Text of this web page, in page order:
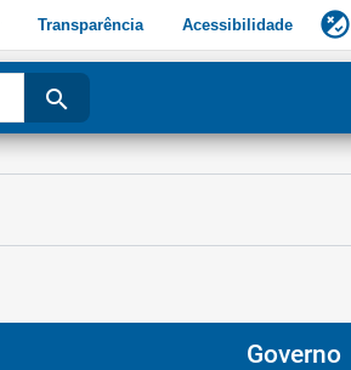
Transparência Acessibilidade flaky
search
Governo